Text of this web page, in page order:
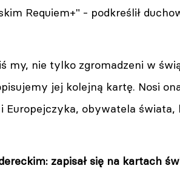
Requiem+" - podkreślił
my, nie tylko zgromadzeni w
jej kolejną kartę. Nosi
Europejczyka, obywatela
zapisał się na kartach